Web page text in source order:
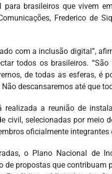
brasileiros que vivem
Frederico de
com a inclusão digital”,
todos os brasileiros.
de todas as esferas, é
descansaremos até que
realizada a reunião de
civil, selecionadas por meio
oficialmente integrantes
o Plano Nacional de
de propostas que